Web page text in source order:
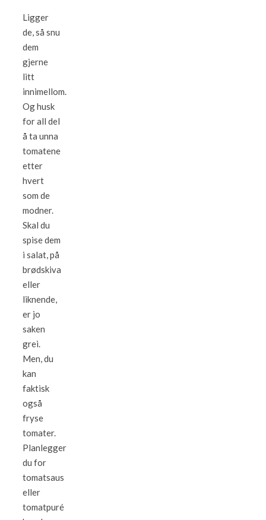
Ligger
de, så snu
dem
gjerne
litt
innimellom.
Og husk
for all del
å ta unna
tomatene
etter
hvert
som de
modner.
Skal du
spise dem
i salat, på
brødskiva
eller
liknende,
er jo
saken
grei.
Men, du
kan
faktisk
også
fryse
tomater.
Planlegger
du for
tomatsaus
eller
tomatpuré